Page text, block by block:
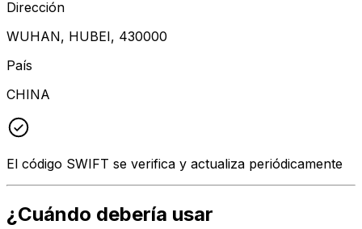
Dirección
WUHAN, HUBEI, 430000
País
CHINA
El código SWIFT se verifica y actualiza periódicamente
¿Cuándo debería usar